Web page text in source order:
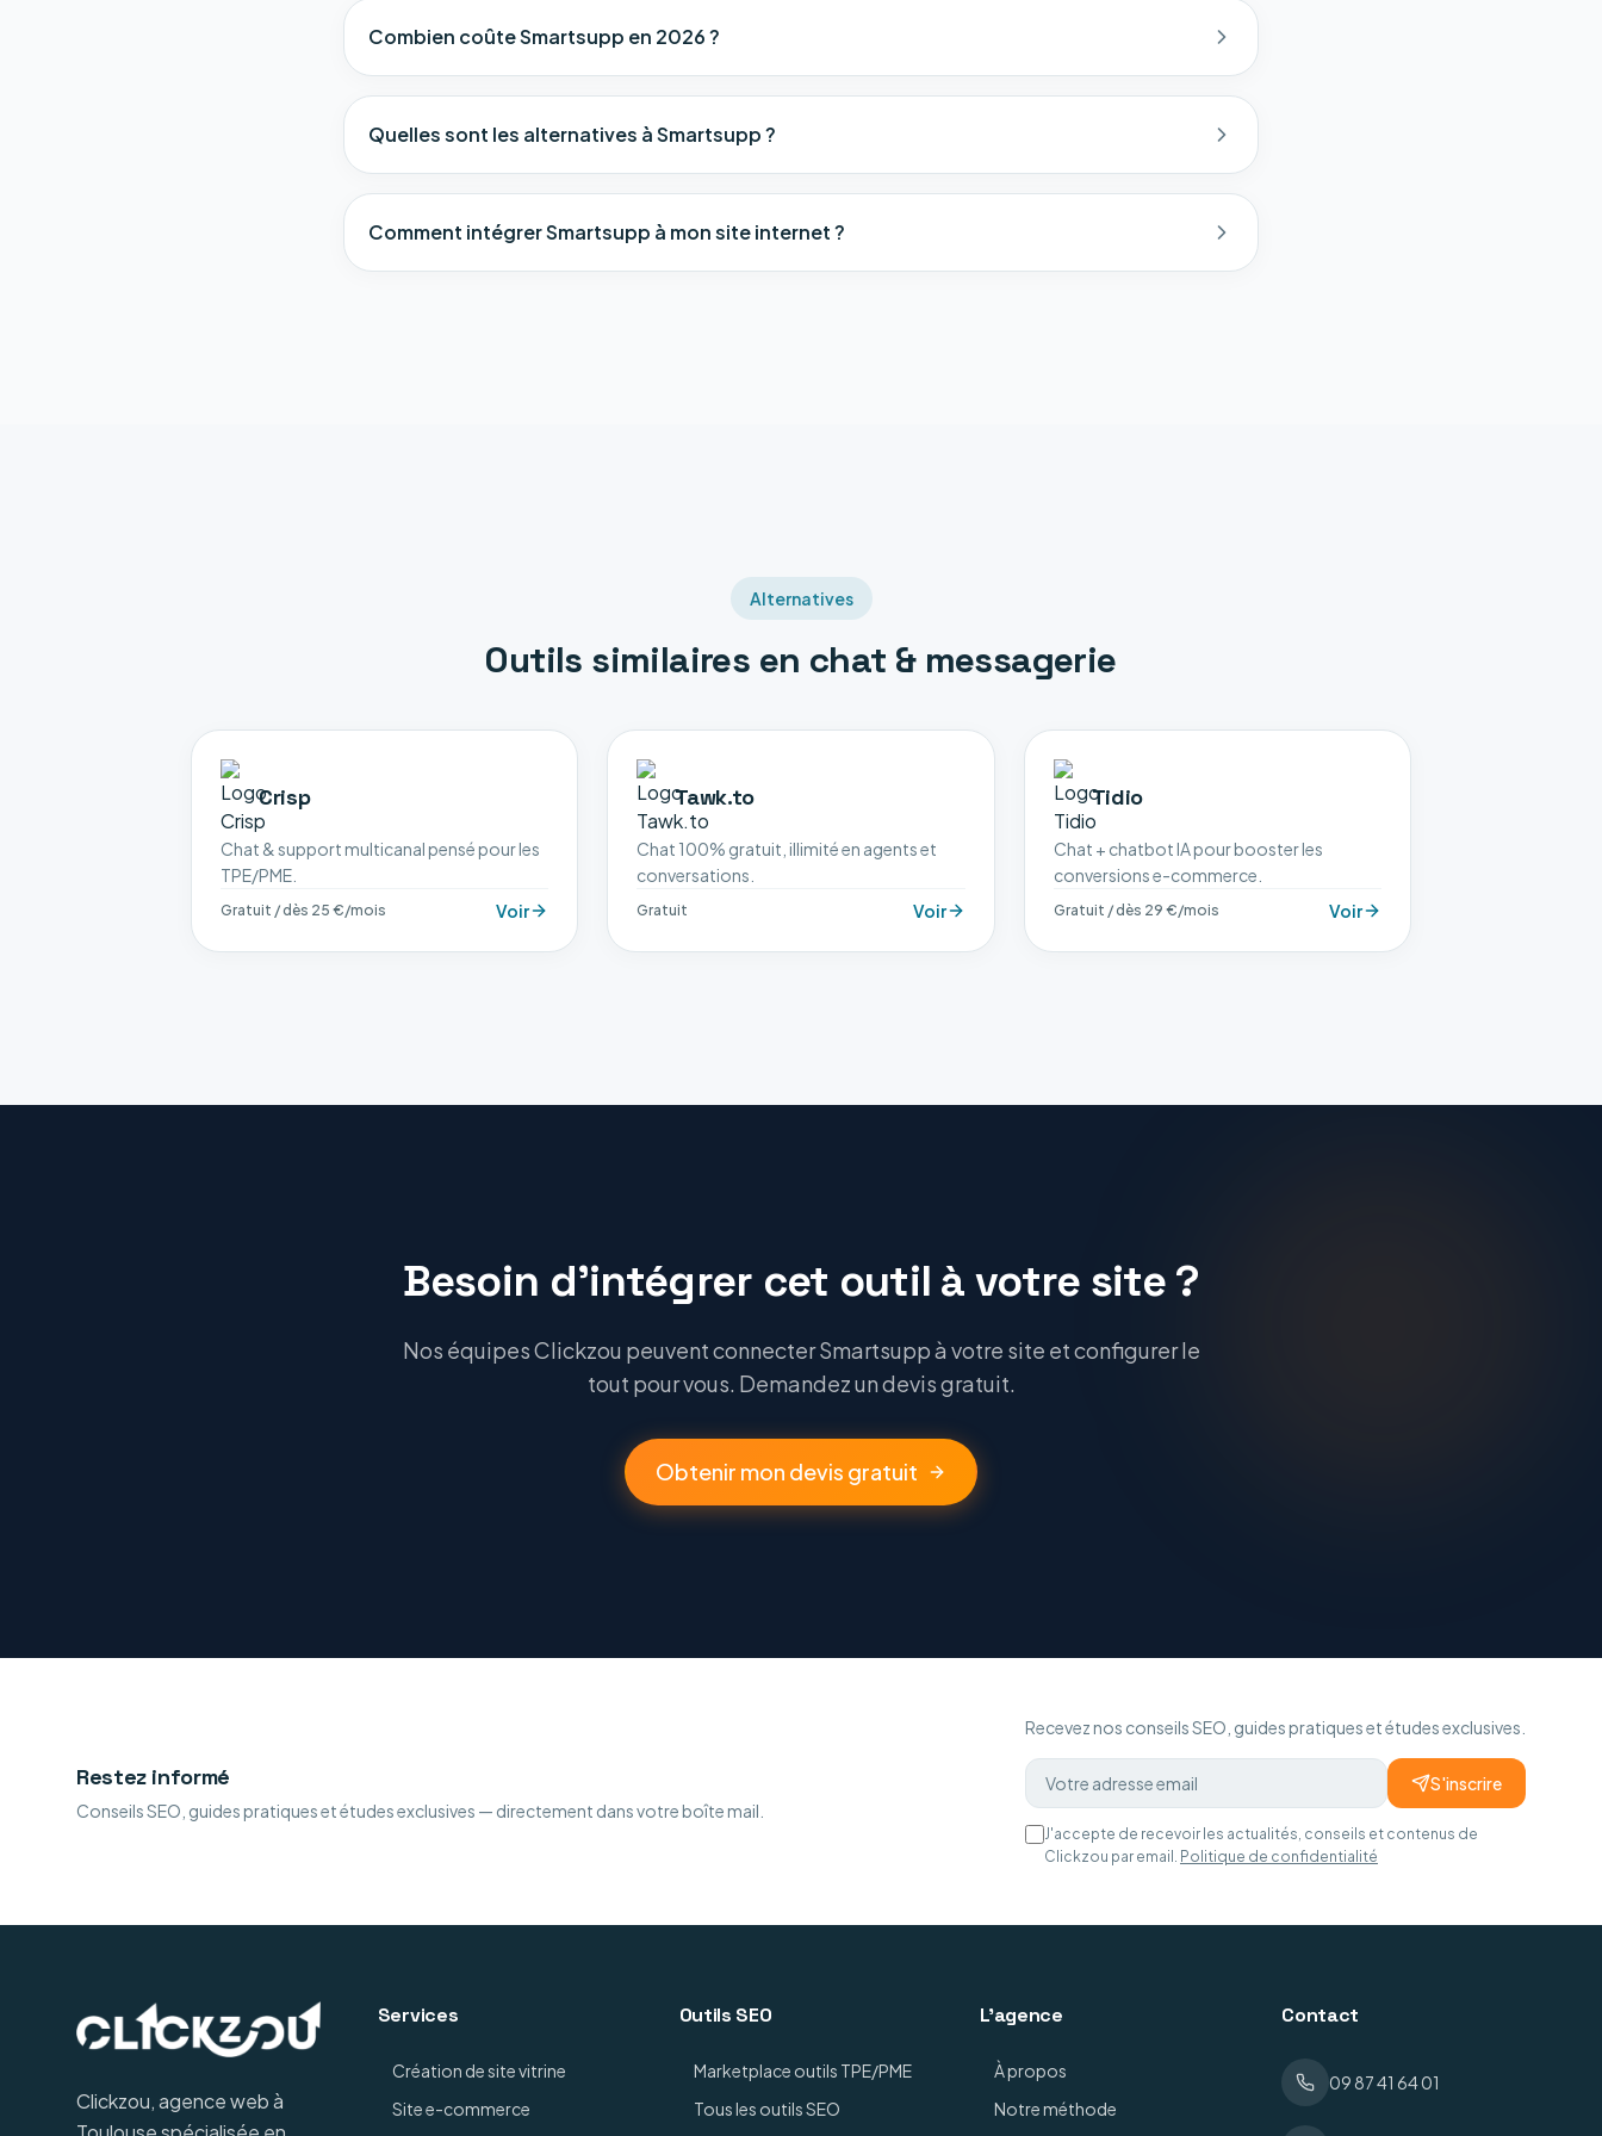
Combien coûte Smartsupp en 2026 ?
Quelles sont les alternatives à Smartsupp ?
Comment intégrer Smartsupp à mon site internet ?
Alternatives
Outils similaires en chat & messagerie
Crisp
Chat & support multicanal pensé pour les
TPE/PME.
Gratuit / dès 25 €/mois Voir
Tawk.to
Chat 100% gratuit, illimité en agents et
conversations.
Gratuit Voir
Tidio
Chat + chatbot IA pour booster les
conversions e-commerce.
Gratuit / dès 29 €/mois Voir
Besoin d'intégrer cet outil à votre site ?
Nos équipes Clickzou peuvent connecter Smartsupp à votre site et configurer le
tout pour vous. Demandez un devis gratuit.
Obtenir mon devis gratuit
Restez informé
Conseils SEO, guides pratiques et études exclusives — directement dans votre boîte mail.
Recevez nos conseils SEO, guides pratiques et études exclusives.
S'inscrire
J'accepte de recevoir les actualités, conseils et contenus de
Clickzou par email. Politique de confidentialité
Clickzou, agence web à
Services
Création de site vitrine
Site e-commerce
Outils SEO
Marketplace outils TPE/PME
Tous les outils SEO
L'agence
À propos
Notre méthode
Contact
09 87 41 64 01